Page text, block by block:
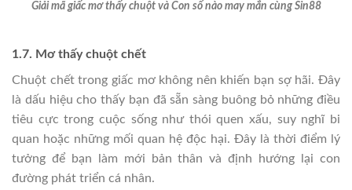
Giải mã giấc mơ thấy chuột và Con số nào may mắn cùng Sin88
1.7. Mơ thấy chuột chết
Chuột chết trong giấc mơ không nên khiến bạn sợ hãi. Đây
là dấu hiệu cho thấy bạn đã sẵn sàng buông bỏ những điều
tiêu cực trong cuộc sống như thói quen xấu, suy nghĩ bi
quan hoặc những mối quan hệ độc hại. Đây là thời điểm lý
tưởng để bạn làm mới bản thân và định hướng lại con
đường phát triển cá nhân.